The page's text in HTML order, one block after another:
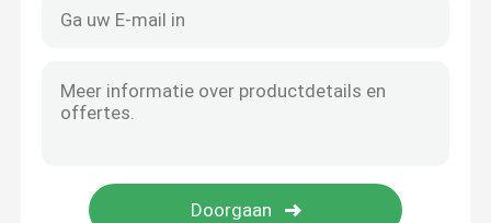
Binnenband met drie wielen